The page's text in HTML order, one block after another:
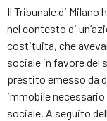
Il Tribunale di
nel contesto di
costituita, che
sociale in favore del
prestito emesso da
immobile
sociale. A seguito